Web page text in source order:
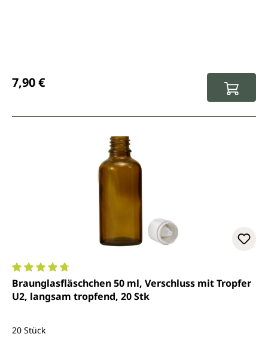
7,90 €
Durchschnittliche Bewertung von 4.7 von 5 Sternen
Braunglasfläschchen 50 ml, Verschluss mit Tropfer
U2, langsam tropfend, 20 Stk
20 Stück